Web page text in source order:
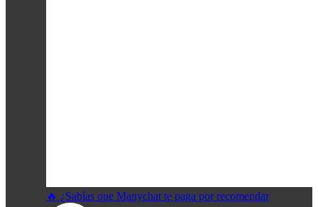
🔥 ¿Sabías que Manychat te paga por recomendar